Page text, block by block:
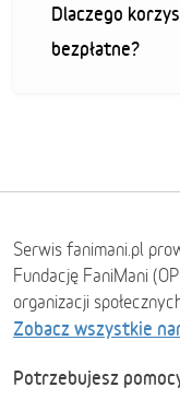
Dlaczego
bezpłatne?
Serwis fanimani.pl
Fundację FaniMani
organizacji
Zobacz wszystkie
Potrzebujesz